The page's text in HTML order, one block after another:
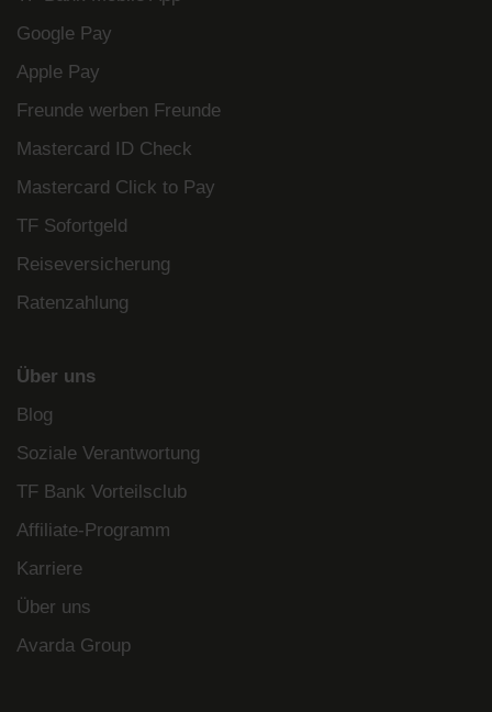
Google Pay
Apple Pay
Freunde werben Freunde
Mastercard ID Check
Mastercard Click to Pay
TF Sofortgeld
Reiseversicherung
Ratenzahlung
Über uns
Blog
Soziale Verantwortung
TF Bank Vorteilsclub
Affiliate-Programm
Karriere
Über uns
Avarda Group